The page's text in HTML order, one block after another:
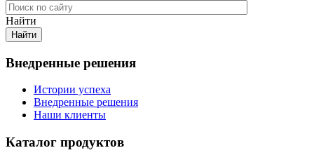
Найти
Внедренные решения
Истории успеха
Внедренные решения
Наши клиенты
Каталог продуктов